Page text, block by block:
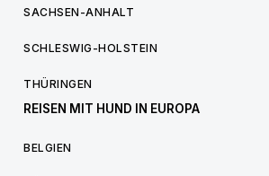
SACHSEN-ANHALT
SCHLESWIG-HOLSTEIN
THÜRINGEN
REISEN MIT HUND IN EUROPA
BELGIEN